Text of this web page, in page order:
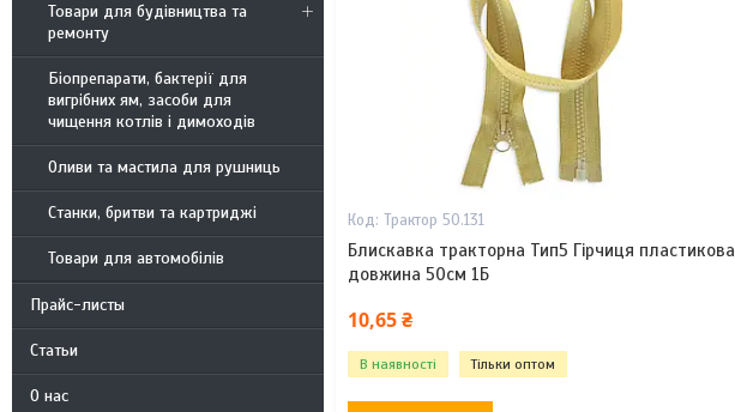
Товари для будівництва та
ремонту
Біопрепарати, бактерії для
вигрібних ям, засоби для
чищення котлів і димоходів
Оливи та мастила для рушниць
Станки, бритви та картриджі
Товари для автомобілів
Прайс-листы
Статьи
О нас
Трактор 50.131
Блискавка тракторна Тип5 Гірчиця пластикова
довжина 50см 1Б
10,65 ₴
В наявності Тільки оптом